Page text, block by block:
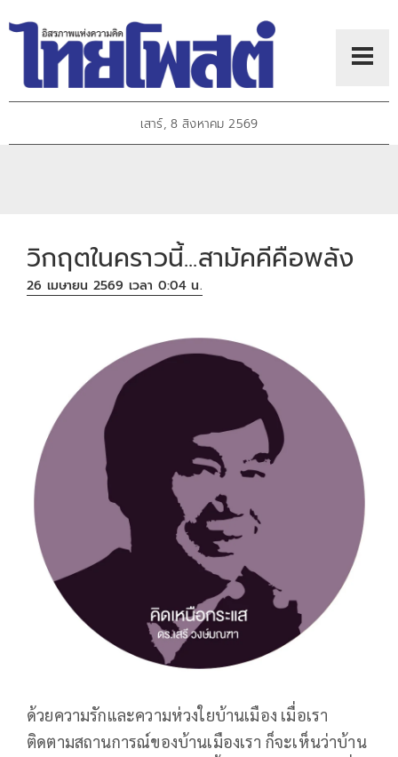
เสาร์, 8 สิงหาคม 2569
วิกฤตในคราวนี้...สามัคคีคือพลัง
26 เมษายน 2569 เวลา 0:04 น.
ด้วยความรักและความห่วงใยบ้านเมือง เมื่อเรา
ติดตามสถานการณ์ของบ้านเมืองเรา ก็จะเห็นว่าบ้าน